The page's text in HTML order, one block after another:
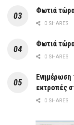
Φωτιά
0 SHARES
Φωτιά
0 SHARES
Ενημέρωση
εκτροπές
0 SHARES